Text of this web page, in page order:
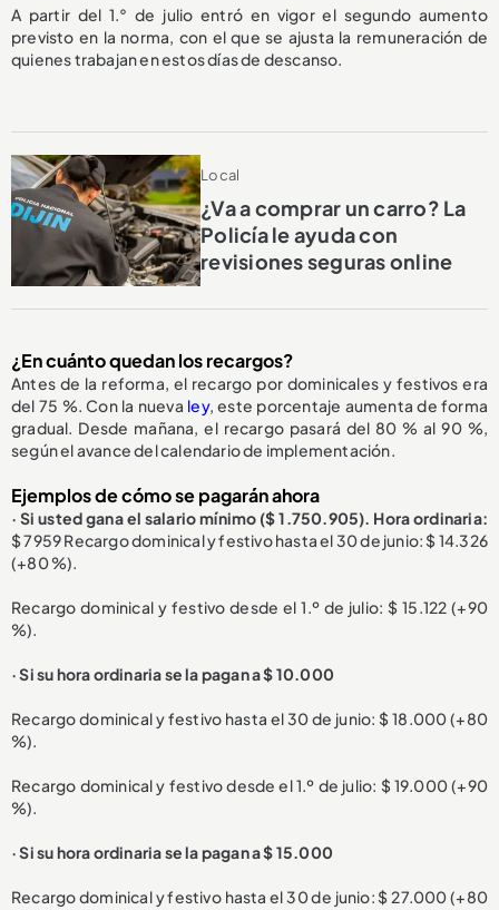
A partir del 1.° de julio entró en vigor el segundo aumento
previsto en la norma, con el que se ajusta la remuneración de
quienes trabajan en estos días de descanso.
Local
¿Va a comprar un carro? La
Policía le ayuda con
revisiones seguras online
¿En cuánto quedan los recargos?
Antes de la reforma, el recargo por dominicales y festivos era
del 75 %. Con la nueva ley, este porcentaje aumenta de forma
gradual. Desde mañana, el recargo pasará del 80 % al 90 %,
según el avance del calendario de implementación.
Ejemplos de cómo se pagarán ahora
· Si usted gana el salario mínimo ($ 1.750.905). Hora ordinaria:
$ 7959 Recargo dominical y festivo hasta el 30 de junio: $ 14.326
(+80 %).
Recargo dominical y festivo desde el 1.º de julio: $ 15.122 (+90
%).
· Si su hora ordinaria se la pagan a $ 10.000
Recargo dominical y festivo hasta el 30 de junio: $ 18.000 (+80
%).
Recargo dominical y festivo desde el 1.º de julio: $ 19.000 (+90
%).
· Si su hora ordinaria se la pagan a $ 15.000
Recargo dominical y festivo hasta el 30 de junio: $ 27.000 (+80